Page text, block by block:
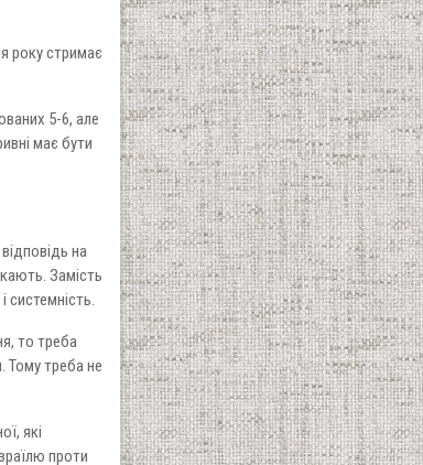
року стримає
5-6, але
має бути
на
Замість
системність.
то треба
Тому треба не
які
проти